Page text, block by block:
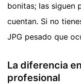
bonitas; las siguen
cuentan. Si no
JPG pesado que
La diferencia
profesional